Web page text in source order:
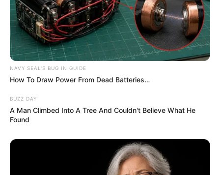
NAVY SEAL'S BUG IN GUIDE
How To Draw Power From Dead Batteries…
BUZZ DAY
A Man Climbed Into A Tree And Couldn't Believe What He
Found